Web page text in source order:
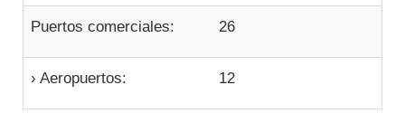
Puertos comerciales: 26
› Aeropuertos: 12